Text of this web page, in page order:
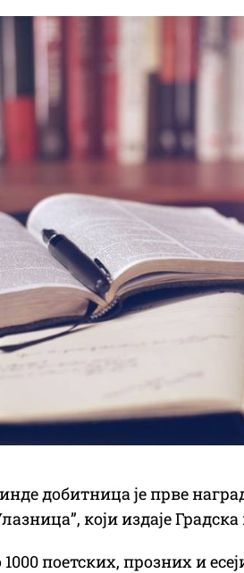
добитница је прве
који издаје
поетских, прозних и